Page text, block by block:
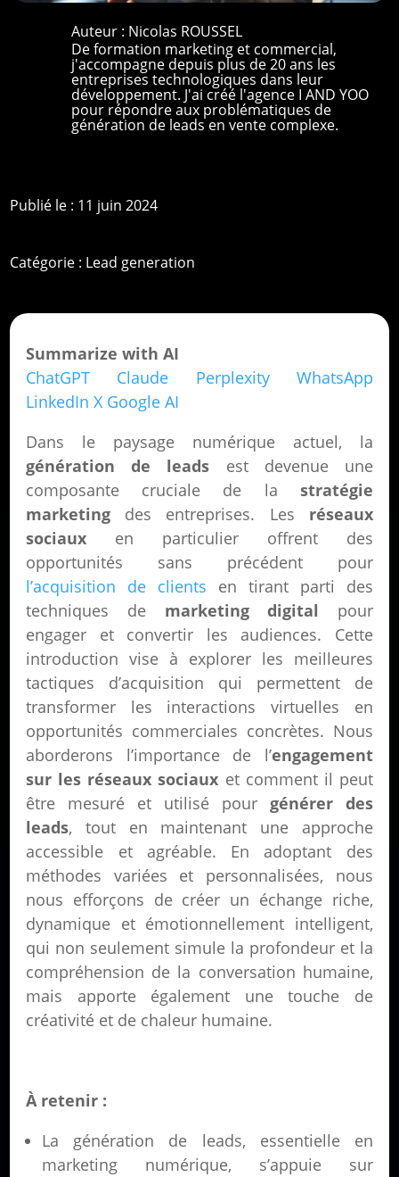
Auteur : Nicolas ROUSSEL
De formation marketing et commercial,
j'accompagne depuis plus de 20 ans les
entreprises technologiques dans leur
développement. J'ai créé l'agence I AND YOO
pour répondre aux problématiques de
génération de leads en vente complexe.
Publié le : 11 juin 2024
Catégorie : Lead generation
Summarize with AI
ChatGPT
Claude Perplexity
WhatsApp
LinkedIn X Google AI
Dans le paysage numérique actuel, la
génération de leads est devenue une
composante cruciale de la stratégie
marketing des entreprises. Les réseaux
sociaux en particulier offrent des
opportunités sans précédent pour
l’acquisition de clients en tirant parti des
techniques de marketing digital pour
engager et convertir les audiences. Cette
introduction vise à explorer les meilleures
tactiques d’acquisition qui permettent de
transformer les interactions virtuelles en
opportunités commerciales concrètes. Nous
aborderons l’importance de l’engagement
sur les réseaux sociaux et comment il peut
être mesuré et utilisé pour générer des
leads, tout en maintenant une approche
accessible et agréable. En adoptant des
méthodes variées et personnalisées, nous
nous efforçons de créer un échange riche,
dynamique et émotionnellement intelligent,
qui non seulement simule la profondeur et la
compréhension de la conversation humaine,
mais apporte également une touche de
créativité et de chaleur humaine.
À retenir :
La génération de leads, essentielle en
marketing numérique, s’appuie sur